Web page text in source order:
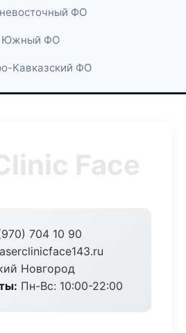
ФО
Южный ФО
Кавказский ФО
Face
704 10 90
Новгород
Пн-Вс: 10:00-22:00